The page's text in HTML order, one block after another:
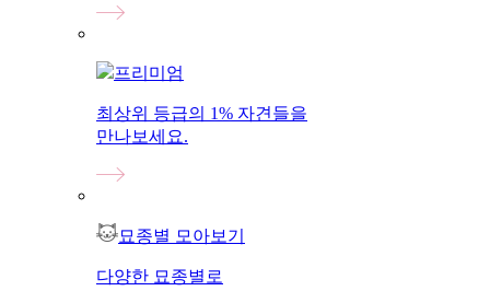
프리미엄
최상위 등급의 1% 자견들을
만나보세요.
묘종별 모아보기
다양한 묘종별로